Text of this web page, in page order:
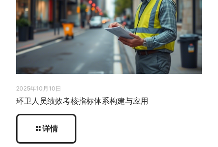
2025年10月10日
环卫人员绩效考核指标体系构建与应用
详情